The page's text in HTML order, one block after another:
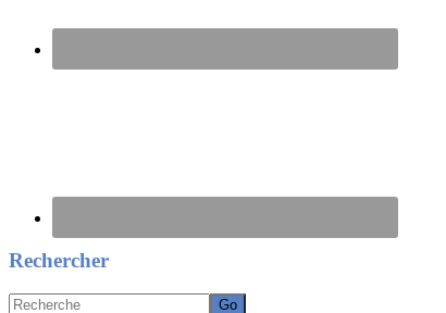
Rechercher
Recherche